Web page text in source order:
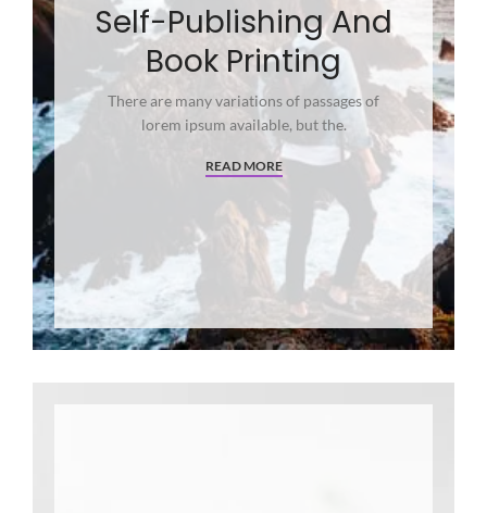
Self-Publishing And
Book Printing
There are many variations of passages of
lorem ipsum available, but the.
READ MORE